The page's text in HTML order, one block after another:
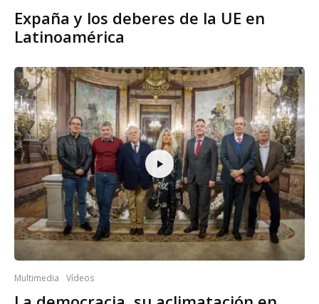
Expaña y los deberes de la UE en
Latinoamérica
Multimedia Vídeos